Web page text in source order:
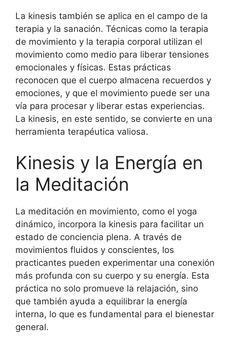
La kinesis también se aplica en el campo de la
terapia y la sanación. Técnicas como la terapia
de movimiento y la terapia corporal utilizan el
movimiento como medio para liberar tensiones
emocionales y físicas. Estas prácticas
reconocen que el cuerpo almacena recuerdos y
emociones, y que el movimiento puede ser una
vía para procesar y liberar estas experiencias.
La kinesis, en este sentido, se convierte en una
herramienta terapéutica valiosa.
Kinesis y la Energía en
la Meditación
La meditación en movimiento, como el yoga
dinámico, incorpora la kinesis para facilitar un
estado de conciencia plena. A través de
movimientos fluidos y conscientes, los
practicantes pueden experimentar una conexión
más profunda con su cuerpo y su energía. Esta
práctica no solo promueve la relajación, sino
que también ayuda a equilibrar la energía
interna, lo que es fundamental para el bienestar
general.